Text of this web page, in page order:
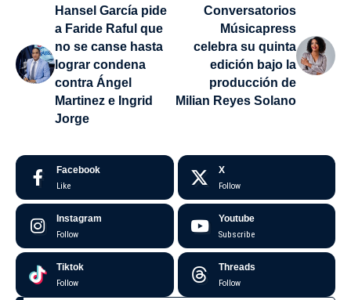
Hansel García pide
a Faride Raful que
no se canse hasta
lograr condena
contra Ángel
Martinez e Ingrid
Jorge
Conversatorios
Músicapress
celebra su quinta
edición bajo la
producción de
Milian Reyes Solano
Facebook
Like
X
Follow
Instagram
Follow
Youtube
Subscribe
Tiktok
Follow
Threads
Follow